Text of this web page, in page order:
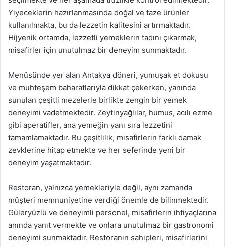
Yiyeceklerin hazırlanmasında doğal ve taze ürünler
kullanılmakta, bu da lezzetin kalitesini artırmaktadır.
Hijyenik ortamda, lezzetli yemeklerin tadını çıkarmak,
misafirler için unutulmaz bir deneyim sunmaktadır.
Menüsünde yer alan Antakya döneri, yumuşak et dokusu
ve muhteşem baharatlarıyla dikkat çekerken, yanında
sunulan çeşitli mezelerle birlikte zengin bir yemek
deneyimi vadetmektedir. Zeytinyağlılar, humus, acılı ezme
gibi aperatifler, ana yemeğin yanı sıra lezzetini
tamamlamaktadır. Bu çeşitlilik, misafirlerin farklı damak
zevklerine hitap etmekte ve her seferinde yeni bir
deneyim yaşatmaktadır.
Restoran, yalnızca yemekleriyle değil, aynı zamanda
müşteri memnuniyetine verdiği önemle de bilinmektedir.
Güleryüzlü ve deneyimli personel, misafirlerin ihtiyaçlarına
anında yanıt vermekte ve onlara unutulmaz bir gastronomi
deneyimi sunmaktadır. Restoranın sahipleri, misafirlerini